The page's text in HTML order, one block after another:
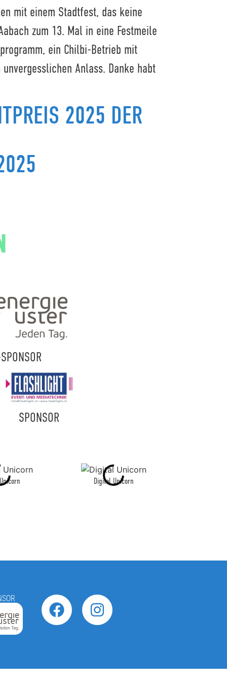
mit einem Stadtfest, das keine
zum 13. Mal in eine Festmeile
ein Chilbi-Betrieb mit
Anlass. Danke habt
2025 DER
SPONSOR
Digital Unicorn